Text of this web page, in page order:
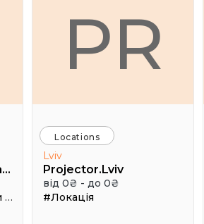
The Cat in the High Castle
#Зал
PR
Locations
Lviv
Projector.Lviv
від 0₴ - до 0₴
#Локація